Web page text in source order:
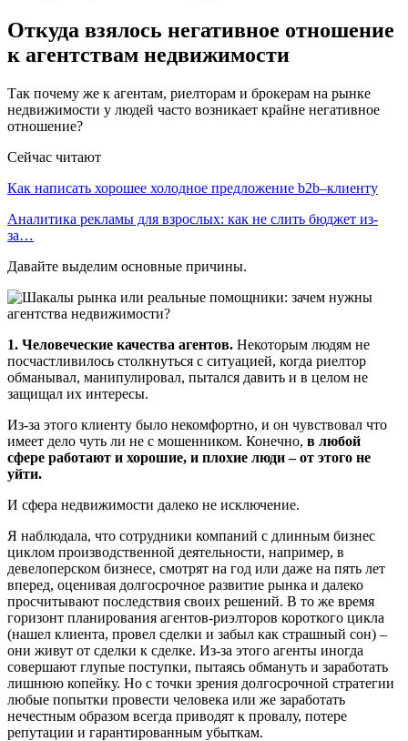
Откуда взялось негативное отношение
к агентствам недвижимости
Так почему же к агентам, риелторам и брокерам на рынке
недвижимости у людей часто возникает крайне негативное
отношение?
Сейчас читают
Как написать хорошее холодное предложение b2b–клиенту
Аналитика рекламы для взрослых: как не слить бюджет из-
за…
Давайте выделим основные причины.
1. Человеческие качества агентов. Некоторым людям не
посчастливилось столкнуться с ситуацией, когда риелтор
обманывал, манипулировал, пытался давить и в целом не
защищал их интересы.
Из-за этого клиенту было некомфортно, и он чувствовал что
имеет дело чуть ли не с мошенником. Конечно, в любой
сфере работают и хорошие, и плохие люди – от этого не
уйти.
И сфера недвижимости далеко не исключение.
Я наблюдала, что сотрудники компаний с длинным бизнес
циклом производственной деятельности, например, в
девелоперском бизнесе, смотрят на год или даже на пять лет
вперед, оценивая долгосрочное развитие рынка и далеко
просчитывают последствия своих решений. В то же время
горизонт планирования агентов-риэлторов короткого цикла
(нашел клиента, провел сделки и забыл как страшный сон) –
они живут от сделки к сделке. Из-за этого агенты иногда
совершают глупые поступки, пытаясь обмануть и заработать
лишнюю копейку. Но с точки зрения долгосрочной стратегии
любые попытки провести человека или же заработать
нечестным образом всегда приводят к провалу, потере
репутации и гарантированным убыткам.